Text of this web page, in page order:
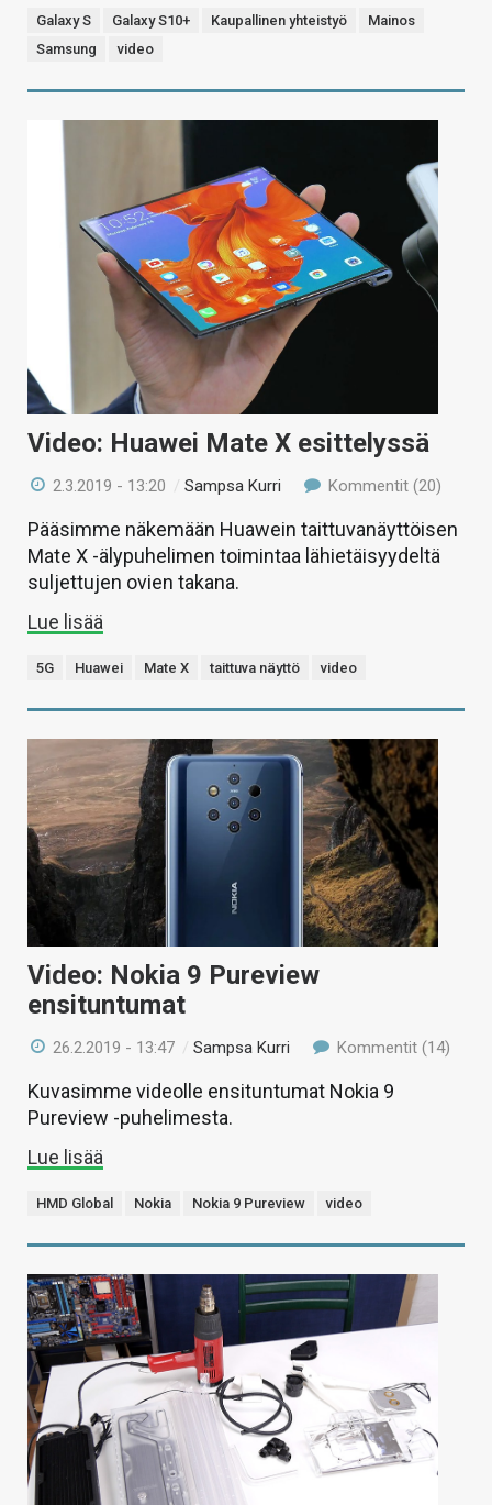
Galaxy S Galaxy S10+ Kaupallinen yhteistyö
Mainos
Samsung
video
Video: Huawei Mate X esittelyssä
2.3.2019 - 13:20 /Sampsa Kurri Kommentit (20)
Pääsimme näkemään Huawein taittuvanäyttöisen
Mate X -älypuhelimen toimintaa lähietäisyydeltä
suljettujen ovien takana.
Lue lisää
5G Huawei Mate X taittuva näyttö video
Video: Nokia 9 Pureview
ensituntumat
26.2.2019 - 13:47 /Sampsa Kurri Kommentit (14)
Kuvasimme videolle ensituntumat Nokia 9
Pureview -puhelimesta.
Lue lisää
HMD Global Nokia Nokia 9 Pureview video